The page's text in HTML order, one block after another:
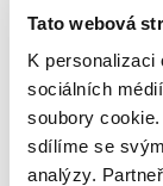
Tato webová
K
sociálních
soubory
sdílíme se
analýzy.
výši 5 000 Kč.
Produkt v
Pravidla